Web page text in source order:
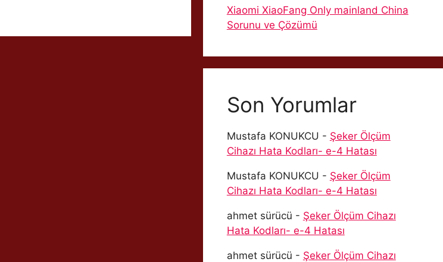
Xiaomi XiaoFang Only mainland China
Sorunu ve Çözümü
Son Yorumlar
Mustafa KONUKCU - Şeker Ölçüm
Cihazı Hata Kodları- e-4 Hatası
Mustafa KONUKCU - Şeker Ölçüm
Cihazı Hata Kodları- e-4 Hatası
ahmet sürücü - Şeker Ölçüm Cihazı
Hata Kodları- e-4 Hatası
ahmet sürücü - Şeker Ölçüm Cihazı